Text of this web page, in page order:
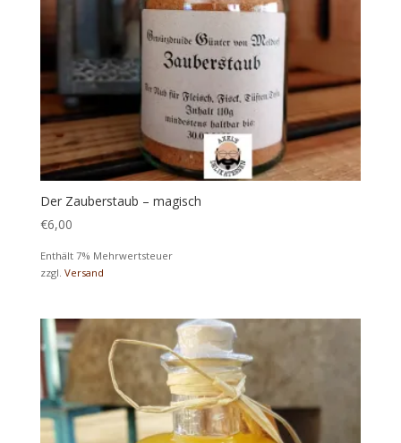
Der Zauberstaub – magisch
€6,00
Enthält 7% Mehrwertsteuer
zzgl. Versand